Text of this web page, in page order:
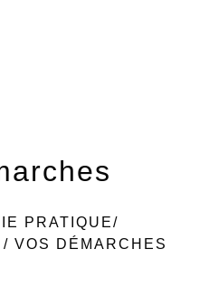
PRATIQUE/
/ VOS DÉMARCHES